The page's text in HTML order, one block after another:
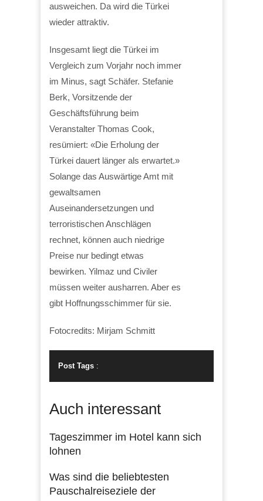
ausweichen. Da wird die Türkei
wieder attraktiv.
Insgesamt liegt die Türkei im
Vergleich zum Vorjahr noch immer
im Minus, sagt Schäfer. Stefanie
Berk, Vorsitzende der
Geschäftsführung beim
Veranstalter Thomas Cook,
resümiert: «Die Erholung der
Türkei dauert länger als erwartet.»
Solange das Auswärtige Amt mit
gewaltsamen
Auseinandersetzungen und
terroristischen Anschlägen
rechnet, können auch niedrige
Preise nur bedingt etwas
bewirken. Yilmaz und Civiler
müssen weiter ausharren. Aber es
gibt Hoffnungsschimmer für sie.
Fotocredits: Mirjam Schmitt
Post Tags :
Auch interessant
Tageszimmer im Hotel kann sich
lohnen
Was sind die beliebtesten
Pauschalreiseziele der